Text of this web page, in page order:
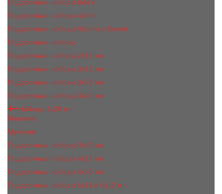
Подарочные наборы Bea's
Подарочные наборы 4х5ml
Подарочные наборы Victoria's Secret
Подарочные наборы
Подарочные наборы 2x15 мл
Подарочные наборы 3х15 мл
Подарочные наборы 3x50 мл
Подарочные наборы 3x20 мл
Наборы 3х20 мл
Женские
Мужские
Подарочные наборы 3х30 мл
Подарочные наборы 4x15 мл
Подарочные наборы 4x30 мл
Подарочные наборы 5x11 и 5х12 мл